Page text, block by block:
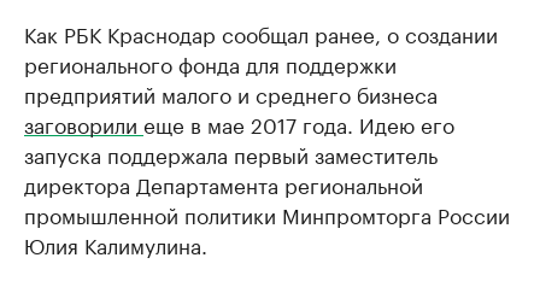
Как РБК Краснодар сообщал ранее, о создании
регионального фонда для поддержки
предприятий малого и среднего бизнеса
заговорили еще в мае 2017 года. Идею его
запуска поддержала первый заместитель
директора Департамента региональной
промышленной политики Минпромторга России
Юлия Калимулина.